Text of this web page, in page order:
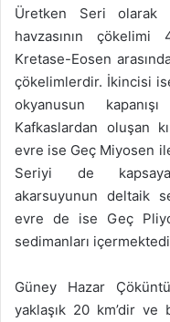
Üretken Seri olarak
havzasının
Kretase-Eosen
çökelimlerdir. İkincisi
okyanusun
Kafkaslardan oluşan
evre ise Geç Miyosen
Seriyi de
akarsuyunun deltaik
evre de ise Geç
sedimanları
Güney Hazar Çöküntü
yaklaşık 20 km’dir ve